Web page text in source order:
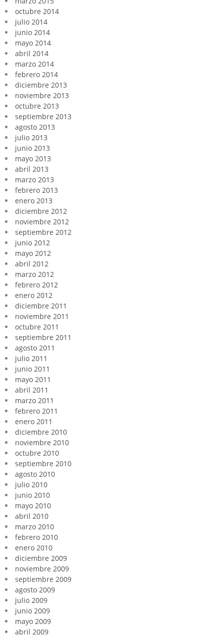
octubre 2014
julio 2014
junio 2014
mayo 2014
abril 2014
marzo 2014
febrero 2014
diciembre 2013
noviembre 2013
octubre 2013
septiembre 2013
agosto 2013
julio 2013
junio 2013
mayo 2013
abril 2013
marzo 2013
febrero 2013
enero 2013
diciembre 2012
noviembre 2012
septiembre 2012
junio 2012
mayo 2012
abril 2012
marzo 2012
febrero 2012
enero 2012
diciembre 2011
noviembre 2011
octubre 2011
septiembre 2011
agosto 2011
julio 2011
junio 2011
mayo 2011
abril 2011
marzo 2011
febrero 2011
enero 2011
diciembre 2010
noviembre 2010
octubre 2010
septiembre 2010
agosto 2010
julio 2010
junio 2010
mayo 2010
abril 2010
marzo 2010
febrero 2010
enero 2010
diciembre 2009
noviembre 2009
septiembre 2009
agosto 2009
julio 2009
junio 2009
mayo 2009
abril 2009